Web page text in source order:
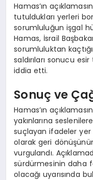
Hamas’ın
tutuldukları yerleri
sorumluluğun işgal
Hamas, İsrail
sorumluluktan
saldırıları sonucu
iddia etti.
Sonuç ve
Hamas’ın
yakınlarına
suçlayan ifadeler yer
olarak geri
vurgulandı.
sürdürmesinin daha
olacağı uyarısında